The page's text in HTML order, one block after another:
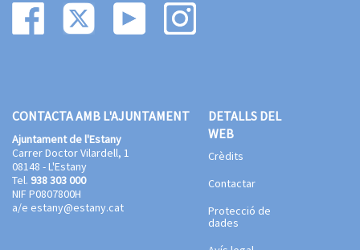
CONTACTA AMB L'AJUNTAMENT
Ajuntament de l'Estany
Carrer Doctor Vilardell, 1
08148 - L'Estany
Tel. 938 303 000
NIF P0807800H
a/e estany@estany.cat
DETALLS DEL
WEB
Crèdits
Contactar
Protecció de
dades